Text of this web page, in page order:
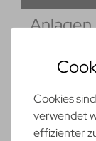
Anlagen
Cookies
verwendet
effizienter